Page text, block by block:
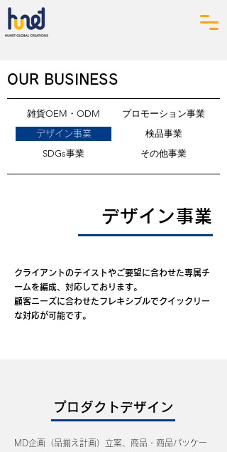
OUR BUSINESS
雑貨OEM・ODM
デザイン事業
SDGs事業
プロモーション事業
検品事業
その他事業
デザイン事業
クライアントのテイストやご要望に合わせた専属チ
ームを編成、対応しております。
顧客ニーズに合わせたフレキシブルでクイックリー
な対応が可能です。
プロダクトデザイン
MD企画（品揃え計画）立案、商品・商品パッケー